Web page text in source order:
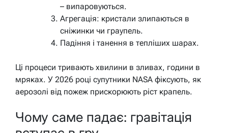
– випаровуються.
Агрегація: кристали злипаються в
сніжинки чи граупель.
Падіння і танення в тепліших шарах.
Ці процеси тривають хвилини в зливах, години в
мряках. У 2026 році супутники NASA фіксують, як
аерозолі від пожеж прискорюють ріст крапель.
Чому саме падає: гравітація